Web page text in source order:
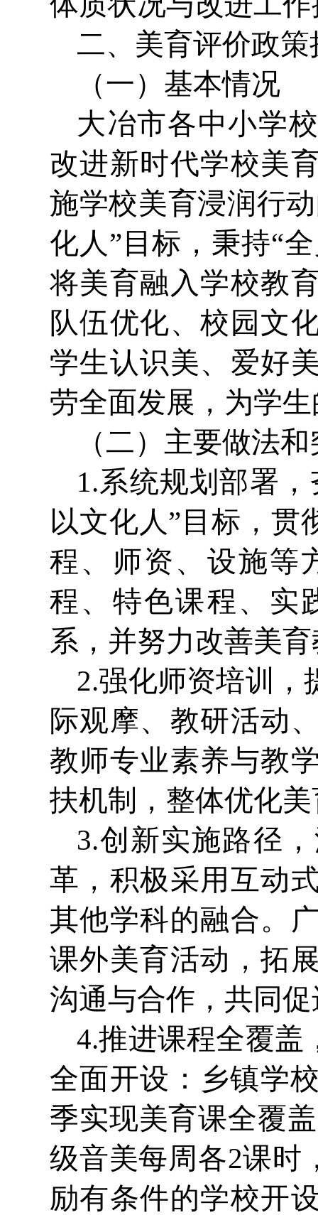
二、美育评价政
（一）基本情况
大冶市各中小学
改进新时代学校美
施学校美育浸润行
化人”目标，秉持“
将美育融入学校教
队伍优化、校园文
学生认识美、爱好
劳全面发展，为学
（二）主要做法
1.系统规划部署
以文化人”目标，贯
程、师资、设施等
程、特色课程、实
系，并努力改善美
2.强化师资培训，
际观摩、教研活动
教师专业素养与教
扶机制，整体优化
3.创新实施路径
革，积极采用互动
其他学科的融合。
课外美育活动，拓
沟通与合作，共同
4.推进课程全覆盖
全面开设：乡镇学
季实现美育课全覆
级音美每周各2课时
励有条件的学校开